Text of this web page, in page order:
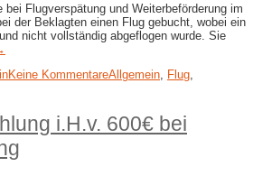
bei Flugverspätung und Weiterbeförderung im
der Beklagten einen Flug gebucht, wobei ein
nicht vollständig abgeflogen wurde. Sie
Keine KommentareAllgemein Flug
i.H.v. 600€ bei